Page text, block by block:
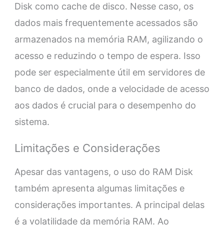
Disk como cache de disco. Nesse caso, os
dados mais frequentemente acessados são
armazenados na memória RAM, agilizando o
acesso e reduzindo o tempo de espera. Isso
pode ser especialmente útil em servidores de
banco de dados, onde a velocidade de acesso
aos dados é crucial para o desempenho do
sistema.
Limitações e Considerações
Apesar das vantagens, o uso do RAM Disk
também apresenta algumas limitações e
considerações importantes. A principal delas
é a volatilidade da memória RAM. Ao